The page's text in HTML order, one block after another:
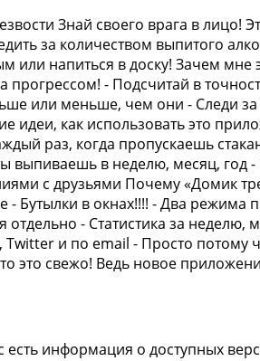
Знай своего врага в лицо!
за количеством выпитого
или напиться в доску! Зачем
прогрессом! - Подсчитай в
или меньше, чем они - Следи
идеи, как использовать это
раз, когда пропускаешь
выпиваешь в неделю, месяц, год
с друзьями Почему «Домик
- Бутылки в окнах!!!! - Два режима
отдельно - Статистика за неделю,
Twitter и по email - Просто потому
это свежо! Ведь новое
есть информация о доступных